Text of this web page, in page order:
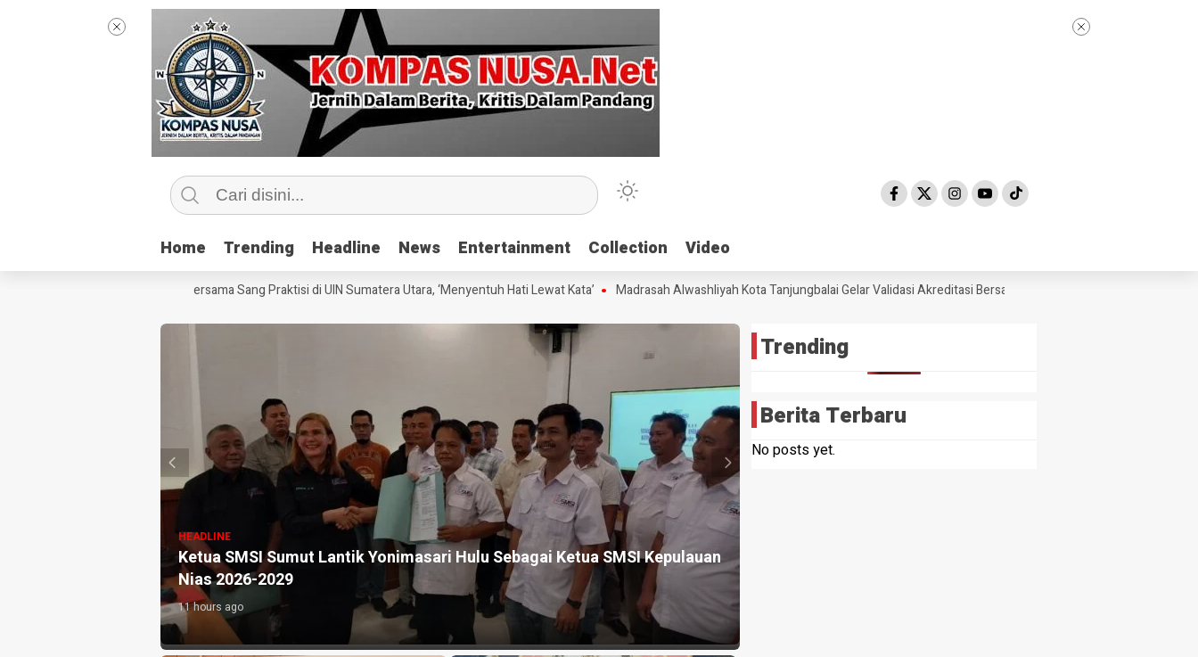
Home Trending Headline News Entertainment Collection Video
Home Trending Headline News Entertainment Collection Video
Mengintip Kelas Jurnalisme Bersama Sang Praktisi di UIN Sumatera Utara, ‘Menyentuh Hati Lewat Kata’ Madrasah Alwashliyah Kota Tanjungbalai Gelar Validasi Akreditasi Bersama Tim Asesor BAN-PDM Tahun 2026
Ketua SMSI Sumut Lantik Yonimasari Hulu Sebagai Ketua SMSI Kepulauan
Nias 2026-2029
11 hours ago
HEADLINE
Komitmen Polres Batubara Berantas Peredaran Narkotika, Hampir 2
Sabu Dimusnahkan
15 hours ago
Trending
Berita Terbaru
No posts yet.